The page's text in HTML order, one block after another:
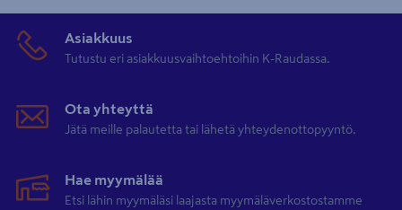
Asiakkuus
Tutustu eri asiakkuusvaihtoehtoihin K-Raudassa.
Ota yhteyttä
Jätä meille palautetta tai lähetä yhteydenottopyyntö.
Hae myymälää
Etsi lähin myymäläsi laajasta myymäläverkostostamme